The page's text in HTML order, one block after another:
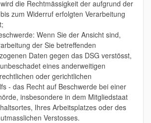
die Rechtmässigkeit der aufgrund der
zum Widerruf erfolgten Verarbeitung
Wenn Sie der Ansicht sind,
der Sie betreffenden
Daten gegen das DSG verstösst,
eines anderweitigen
oder gerichtlichen
- das Recht auf Beschwerde bei einer
insbesondere in dem Mitgliedstaat
Ihres Arbeitsplatzes oder des
Verstosses.